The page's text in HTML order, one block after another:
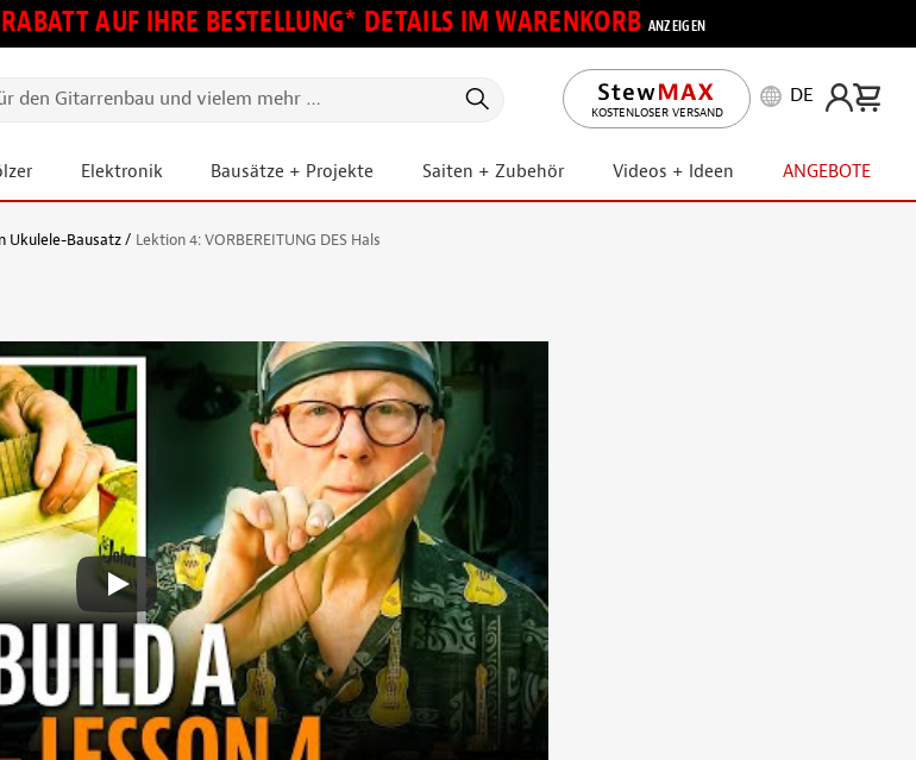
AUF IHRE BESTELLUNG* DETAILS IM WARENKORB ANZEIGEN
KOSTENLOSER VERSAND
DE
Elektronik Bausätze + Projekte Saiten + Zubehör Videos + Ideen ANGEBOTE
Ukulele-Bausatz Lektion 4: VORBEREITUNG DES Hals